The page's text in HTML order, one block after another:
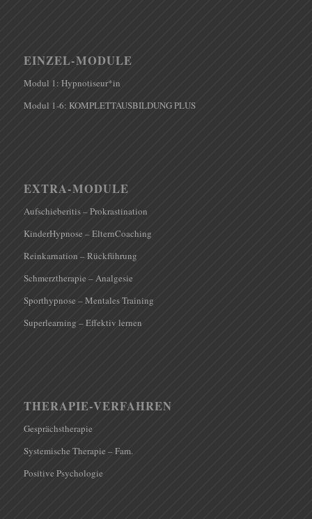
EINZEL-MODULE
Modul 1: Hypnotiseur*in
Modul 1-6: KOMPLETTAUSBILDUNG PLUS
EXTRA-MODULE
Aufschieberitis – Prokrastination
KinderHypnose – ElternCoaching
Reinkarnation – Rückführung
Schmerztherapie – Analgesie
Sporthypnose – Mentales Training
Superlearning – Effektiv lernen
THERAPIE-VERFAHREN
Gesprächstherapie
Systemische Therapie – Fam.
Positive Psychologie